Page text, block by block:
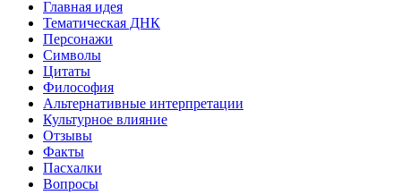
Главная идея
Тематическая ДНК
Персонажи
Символы
Цитаты
Философия
Альтернативные интерпретации
Культурное влияние
Отзывы
Факты
Пасхалки
Вопросы